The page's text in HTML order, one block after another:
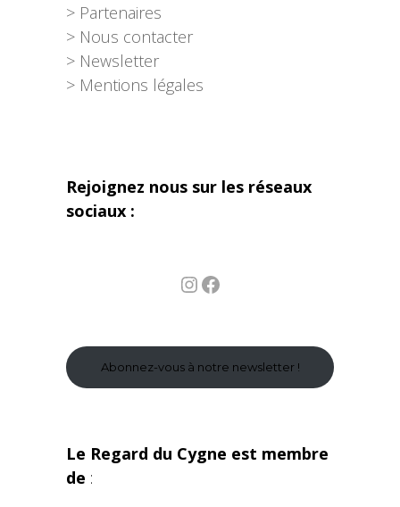
> Partenaires
> Nous contacter
> Newsletter
> Mentions légales
Rejoignez nous sur les réseaux
sociaux :
InstagramFacebook
Abonnez-vous à notre newsletter !
Le Regard du Cygne est membre
de :